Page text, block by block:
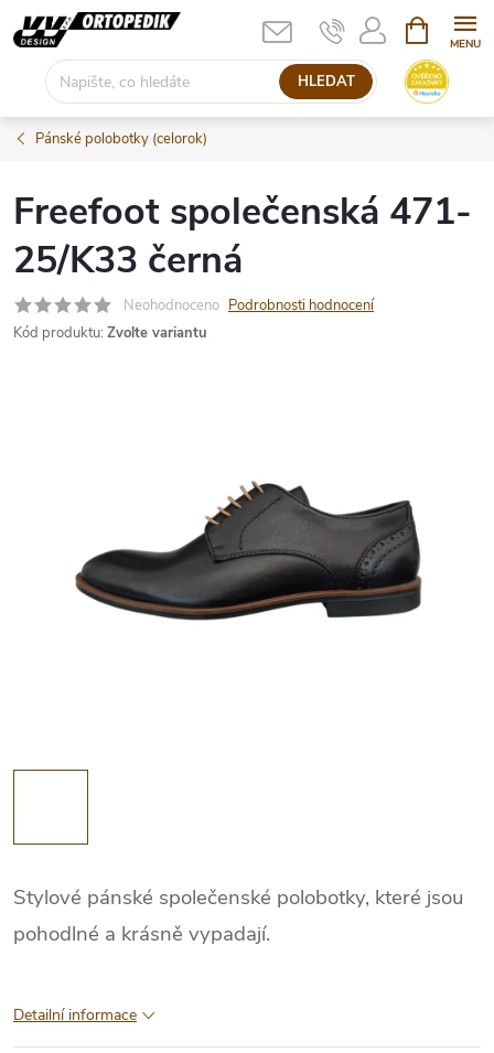
Přejít
na
HLEDAT
NÁKUPNÍ
KOŠÍK
Pánské polobotky (celorok)
Freefoot společenská 471-
25/K33 černá
Neohodnoceno Podrobnosti hodnocení
Kód produktu: Zvolte variantu
Stylové pánské společenské polobotky, které jsou
pohodlné a krásně vypadají.
Detailní informace